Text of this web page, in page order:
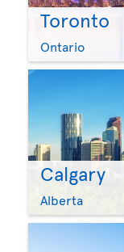
Toronto
Ontario
Calgary
Alberta